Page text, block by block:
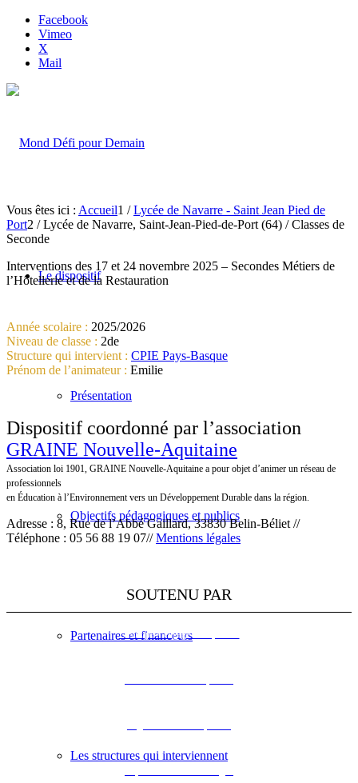
Facebook
Vimeo
X
Mail
Le dispositif
Présentation
Objectifs pédagogiques et publics
Partenaires et financeurs
Les structures qui interviennent
Vous êtes ici : Accueil1 / Lycée de Navarre - Saint Jean Pied de
Port2 / Lycée de Navarre, Saint-Jean-Pied-de-Port (64) / Classes de
Seconde
Interventions des 17 et 24 novembre 2025 – Secondes Métiers de
l’Hôtellerie et de la Restauration
Année scolaire : 2025/2026
Niveau de classe : 2de
Structure qui intervient : CPIE Pays-Basque
Prénom de l’animateur : Emilie
Dispositif coordonné par l’association
GRAINE Nouvelle-Aquitaine
Association loi 1901, GRAINE Nouvelle-Aquitaine a pour objet d’animer un réseau de
professionnels
en Éducation à l’Environnement vers un Développement Durable dans la région.
Adresse : 8, Rue de l’Abbé Gaillard, 33830 Belin-Béliet //
Téléphone : 05 56 88 19 07//Mentions légales
SOUTENU PAR
L’Europe s’engage en Aquitaine